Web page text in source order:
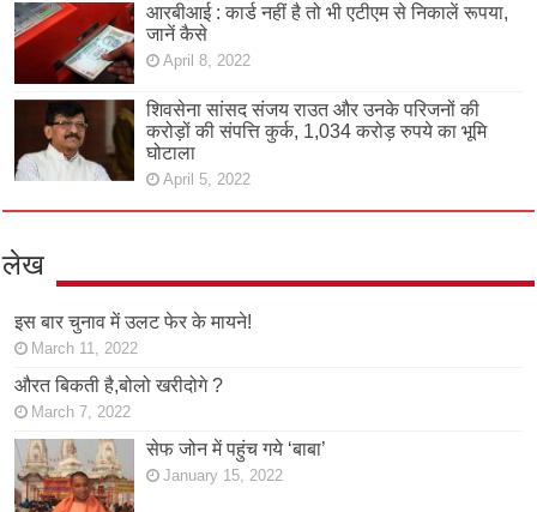
आरबीआई : कार्ड नहीं है तो भी एटीएम से निकालें रूपया,
जानें कैसे
April 8, 2022
शिवसेना सांसद संजय राउत और उनके परिजनों की
करोड़ों की संपत्ति कुर्क, 1,034 करोड़ रुपये का भूमि
घोटाला
April 5, 2022
लेख
इस बार चुनाव में उलट फेर के मायने!
March 11, 2022
औरत बिकती है,बोलो खरीदोगे ?
March 7, 2022
सेफ जोन में पहुंच गये ‘बाबा’
January 15, 2022